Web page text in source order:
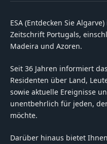
ESA (Entdecken Sie
Zeitschrift Portugals,
Madeira und Azoren.
Seit 36 Jahren informiert
Residenten über Land,
sowie aktuelle Ereignisse
unentbehrlich für jeden,
möchte.
Darüber hinaus bietet